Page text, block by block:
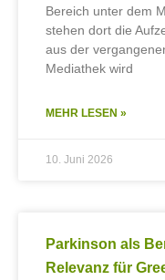
Bereich unter dem
stehen dort die
aus der
Mediathek wird
MEHR LESEN »
10. Juni 2026
Parkinson als
Relevanz für